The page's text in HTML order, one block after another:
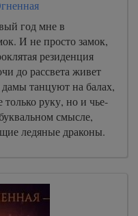
год мне в
И не просто замок,
резиденция
до рассвета живет
танцуют на балах,
руку, но и чье-
смысле,
ледяные драконы.